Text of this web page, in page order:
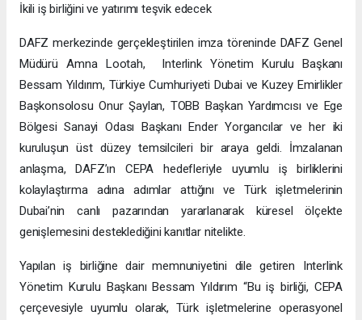
İkili iş birliğini ve yatırımı teşvik edecek
DAFZ merkezinde gerçekleştirilen imza töreninde DAFZ Genel
Müdürü Amna Lootah, Interlink Yönetim Kurulu Başkanı
Bessam Yıldırım, Türkiye Cumhuriyeti Dubai ve Kuzey Emirlikler
Başkonsolosu Onur Şaylan, TOBB Başkan Yardımcısı ve Ege
Bölgesi Sanayi Odası Başkanı Ender Yorgancılar ve her iki
kuruluşun üst düzey temsilcileri bir araya geldi. İmzalanan
anlaşma, DAFZ’ın CEPA hedefleriyle uyumlu iş birliklerini
kolaylaştırma adına adımlar attığını ve Türk işletmelerinin
Dubai’nin canlı pazarından yararlanarak küresel ölçekte
genişlemesini desteklediğini kanıtlar nitelikte.
Yapılan iş birliğine dair memnuniyetini dile getiren Interlink
Yönetim Kurulu Başkanı Bessam Yıldırım “Bu iş birliği, CEPA
çerçevesiyle uyumlu olarak, Türk işletmelerine operasyonel